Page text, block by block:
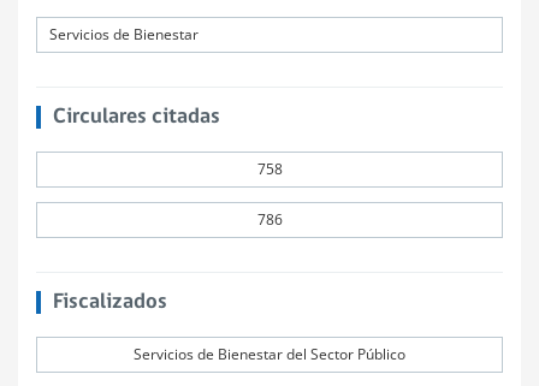
Servicios de Bienestar
Circulares citadas
758
786
Fiscalizados
Servicios de Bienestar del Sector Público